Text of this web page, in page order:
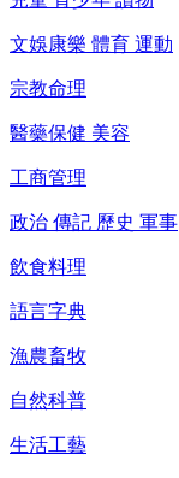
文娛康樂 體育 運動
宗教命理
醫藥保健 美容
工商管理
政治 傳記 歷史 軍事
飲食料理
語言字典
漁農畜牧
自然科普
生活工藝